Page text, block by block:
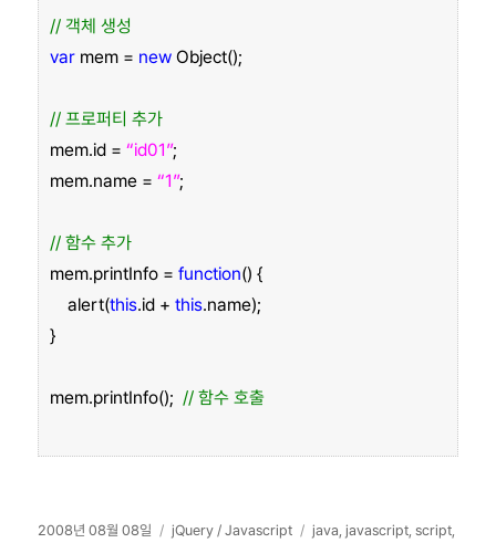
// 객체 생성
var mem = newObject();
// 프로퍼티 추가
mem.id =“id01”;
mem.name =“1”;
// 함수 추가
mem.printInfo =function() {
alert(this.id +this.name);
}
mem.printInfo();// 함수 호출
작
2008년 08월 08일
카
jQuery / Javascript
태
java,javascript,script,